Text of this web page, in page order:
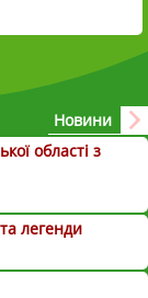
Новини
області з
легенди